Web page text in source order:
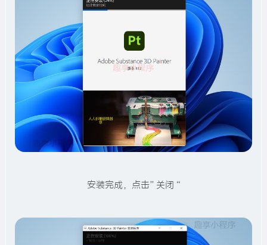
安装完成，点击”关闭“